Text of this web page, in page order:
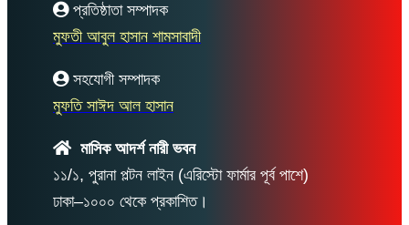
প্রতিষ্ঠাতা সম্পাদক
মুফতী আবুল হাসান শামসাবাদী
সহযোগী সম্পাদক
মুফতি সাঈদ আল হাসান
মাসিক আদর্শ নারী ভবন
১১/১, পুরানা পল্টন লাইন (এরিস্টো ফার্মার পূর্ব পাশে)
ঢাকা–১০০০ থেকে প্রকাশিত।